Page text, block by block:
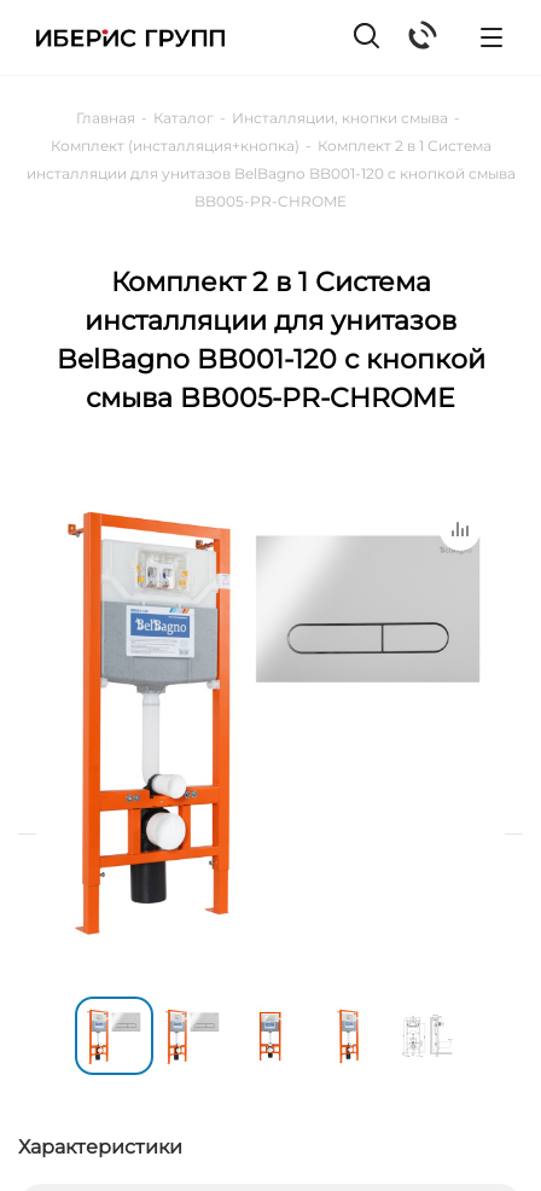
Главная - Каталог - Инсталляции, кнопки смыва -
Комплект (инсталляция+кнопка) - Комплект 2 в 1 Система
инсталляции для унитазов BelBagno BB001-120 с кнопкой смыва
BB005-PR-CHROME
Комплект 2 в 1 Система
инсталляции для унитазов
BelBagno BB001-120 с кнопкой
смыва BB005-PR-CHROME
Характеристики